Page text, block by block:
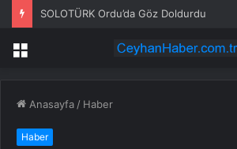
SOLOTÜRK Ordu’da Göz Doldurdu
Menü
Anasayfa / Haber
Haber